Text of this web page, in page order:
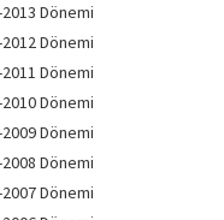
Dönemi
Dönemi
Dönemi
Dönemi
Dönemi
Dönemi
Dönemi